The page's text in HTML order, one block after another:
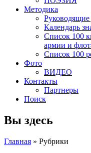
Методика
Календарь
Список 100
армии и
Список 100
Фото
ВИДЕО
Контакты
Партнеры
Поиск
Вы здесь
Главная » Рубрики